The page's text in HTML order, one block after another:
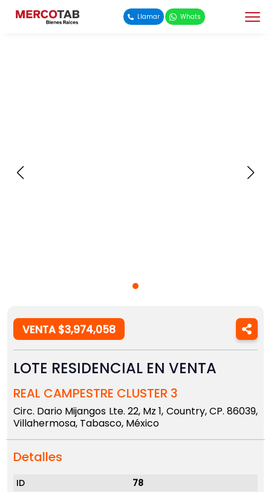
Llamar Whats
VENTA $3,974,058
LOTE RESIDENCIAL EN VENTA
REAL CAMPESTRE CLUSTER 3
Circ. Dario Mijangos Lte. 22, Mz 1, Country, CP. 86039,
Villahermosa, Tabasco, México
Detalles
ID 78